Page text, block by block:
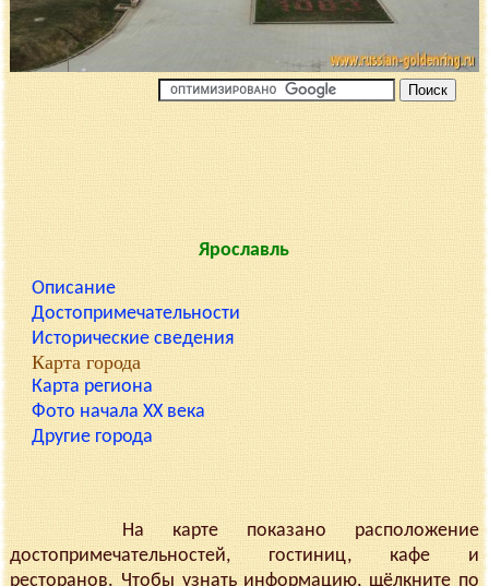
Ярославль
Описание
Достопримечательности
Исторические сведения
Карта города
Карта региона
Фото начала XX века
Другие города
На карте показано расположение
достопримечательностей, гостиниц, кафе и
ресторанов. Чтобы узнать информацию, щёлкните по